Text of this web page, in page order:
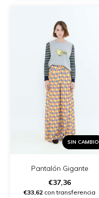
SIN CAMBIO
Pantalón Gigante
€37,36
€33,62 con transferencia